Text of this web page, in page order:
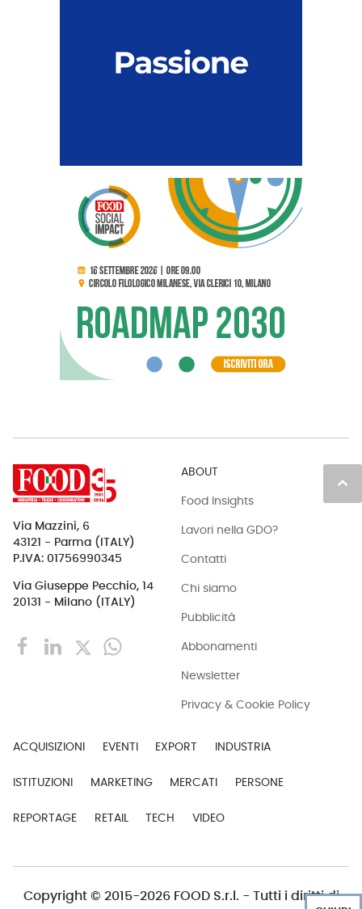
keyboard_arrow_up
Via Mazzini, 6
43121 - Parma (ITALY)
P.IVA: 01756990345
Via Giuseppe Pecchio, 14
20131 - Milano (ITALY)
ABOUT
Food Insights
Lavori nella GDO?
Contatti
Chi siamo
Pubblicità
Abbonamenti
Newsletter
Privacy & Cookie Policy
ACQUISIZIONI EVENTI EXPORT INDUSTRIA
ISTITUZIONI MARKETING MERCATI PERSONE
REPORTAGE RETAIL TECH VIDEO
Copyright © 2015-2026 FOOD S.r.l. - Tutti i diritti di